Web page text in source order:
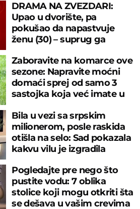
DRAMA NA ZVEZDARI:
Upao u dvorište, pa
pokušao da napastvuje
ženu (30) – suprug ga
Zaboravite na komarce ove
sezone: Napravite moćni
domaći sprej od samo 3
sastojka koja već imate u
Bila u vezi sa srpskim
milionerom, posle raskida
otišla na selo: Sad pokazala
kakvu vilu je izgradila
Pogledajte pre nego što
pustite vodu: 7 oblika
stolice koji mogu otkriti šta
se dešava u vašim crevima